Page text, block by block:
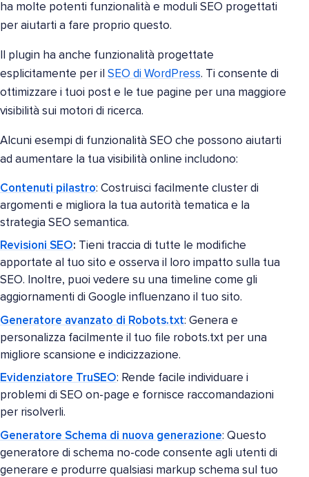
ha molte potenti funzionalità e moduli SEO progettati
per aiutarti a fare proprio questo.
Il plugin ha anche funzionalità progettate
esplicitamente per il SEO di WordPress. Ti consente di
ottimizzare i tuoi post e le tue pagine per una maggiore
visibilità sui motori di ricerca.
Alcuni esempi di funzionalità SEO che possono aiutarti
ad aumentare la tua visibilità online includono:
Contenuti pilastro: Costruisci facilmente cluster di
argomenti e migliora la tua autorità tematica e la
strategia SEO semantica.
Revisioni SEO: Tieni traccia di tutte le modifiche
apportate al tuo sito e osserva il loro impatto sulla tua
SEO. Inoltre, puoi vedere su una timeline come gli
aggiornamenti di Google influenzano il tuo sito.
Generatore avanzato di Robots.txt: Genera e
personalizza facilmente il tuo file robots.txt per una
migliore scansione e indicizzazione.
Evidenziatore TruSEO: Rende facile individuare i
problemi di SEO on-page e fornisce raccomandazioni
per risolverli.
Generatore Schema di nuova generazione: Questo
generatore di schema no-code consente agli utenti di
generare e produrre qualsiasi markup schema sul tuo